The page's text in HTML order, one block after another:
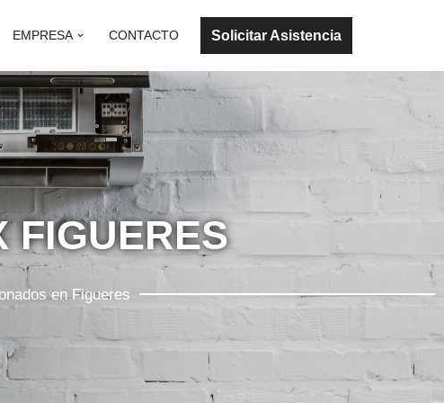
EMPRESA CONTACTO Solicitar Asistencia
FIGUERES
en Figueres